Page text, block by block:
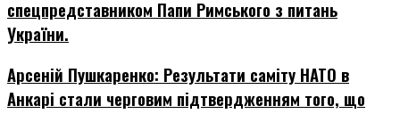
спецпредставником Папи Римського з питань
України.
Арсеній Пушкаренко: Результати саміту НАТО в
Анкарі стали черговим підтвердженням того, що